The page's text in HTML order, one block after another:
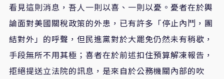
看見這則消息，吾人一則以喜、一則以憂。憂者在於輿
論面對美國關稅政策的外患，已有許多「停止內鬥，團
結對外」的呼聲，但民進黨對於大罷免仍然未有稍歇，
手段無所不用其極；喜者在於前述扣住預算解凍報告，
拒絕提送立法院的訊息，是來自於公務機關內部的吹